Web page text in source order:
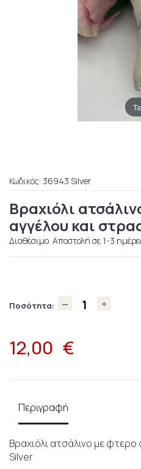
Κωδικός: 36943 Silver
Βραχιόλι
αγγέλου και
Διαθέσιμο. Αποστολή σε 1-3
Ποσότητα:
12,00 €
Περιγραφή
Βραχιόλι ατσάλινο με
Silver